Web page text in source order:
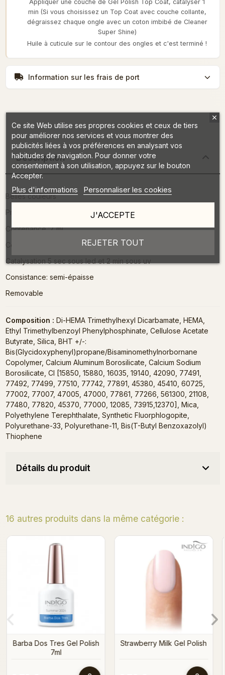
Appliquer une couche de Gel Polish Top Coat, catalyser 1
min (Si vous choisissez un Top Coat avec couche collante,
dégraissez chaque ongle avec un coton imbibé de Cleaner
Super Shine)
Huile à cuticule sur le contour des ongles et c'est terminé !
Information sur les frais de port
Description
Belles couleurs
Propriétés d'adhérence étonnantes
Contenance :7 ml
Couleur couvrante
Catalysation 5 sec sous led et 2 min sous uv
Consistance: semi-épaisse
Removable
Composition : Di-HEMA Trimethylhexyl Dicarbamate, HEMA,
Ethyl Trimethylbenzoyl Phenylphosphinate, Cellulose Acetate
Butyrate, Silica, BHT +/-:
Bis(Glycidoxyphenyl)propane/Bisaminomethylnorbornane
Copolymer, Calcium Aluminum Borosilicate, Calcium Sodium
Borosilicate, CI [15850, 15880, 16035, 19140, 42090, 77491,
77492, 77499, 77510, 77742, 77891, 45380, 45410, 60725,
77002, 77007, 47005, 47000, 77861, 77266, 561300, 21108,
77480, 77820, 45370, 77000, 12085, 73915,12370], Mica,
Polyethylene Terephthalate, Synthetic Fluorphlogopite,
Polyurethane-33, Polyurethane-11, Bis(T-Butyl Benzoxazolyl)
Thiophene
Détails du produit
16 autres produits dans la même catégorie :
Nude Beige Gel Polish 7ml Gel polish Mr & Mrs Indigo
Ce site Web utilise ses propres cookies et ceux de tiers
pour améliorer nos services et vous montrer des
publicités liées à vos préférences en analysant vos
habitudes de navigation. Pour donner votre
consentement à son utilisation, appuyez sur le bouton
Accepter.
Plus d'informations Personnaliser les cookies
REJETER TOUT
J'ACCEPTE